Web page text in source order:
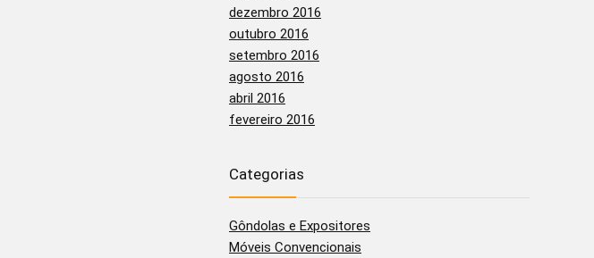
dezembro 2016
outubro 2016
setembro 2016
agosto 2016
abril 2016
fevereiro 2016
Categorias
Gôndolas e Expositores
Móveis Convencionais